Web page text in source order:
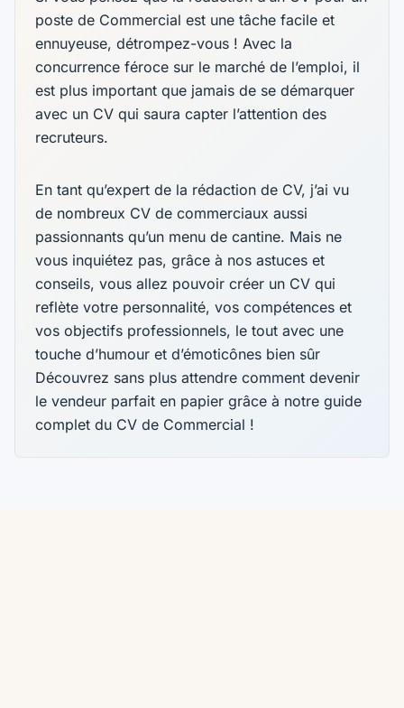
poste de Commercial est une tâche facile et
ennuyeuse, détrompez-vous ! Avec la
concurrence féroce sur le marché de l’emploi, il
est plus important que jamais de se démarquer
avec un CV qui saura capter l’attention des
recruteurs.
En tant qu’expert de la rédaction de CV, j’ai vu
de nombreux CV de commerciaux aussi
passionnants qu’un menu de cantine. Mais ne
vous inquiétez pas, grâce à nos astuces et
conseils, vous allez pouvoir créer un CV qui
reflète votre personnalité, vos compétences et
vos objectifs professionnels, le tout avec une
touche d’humour et d’émoticônes bien sûr
Découvrez sans plus attendre comment devenir
le vendeur parfait en papier grâce à notre guide
complet du CV de Commercial !